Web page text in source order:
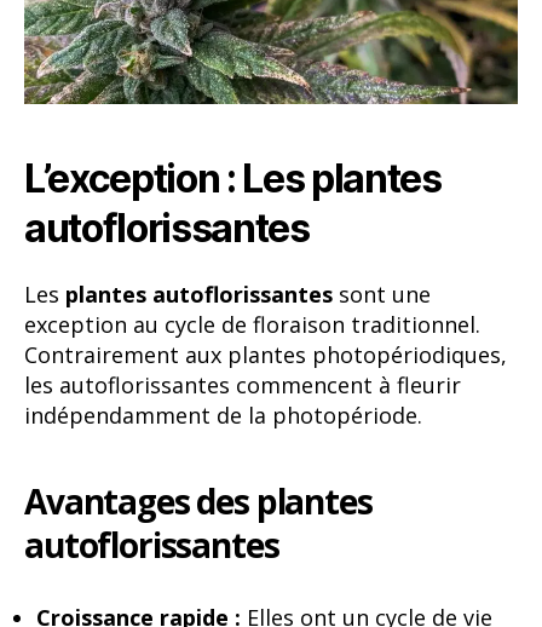
L’exception : Les plantes
autoflorissantes
Les plantes autoflorissantes sont une
exception au cycle de floraison traditionnel.
Contrairement aux plantes photopériodiques,
les autoflorissantes commencent à fleurir
indépendamment de la photopériode.
Avantages des plantes
autoflorissantes
Croissance rapide : Elles ont un cycle de vie